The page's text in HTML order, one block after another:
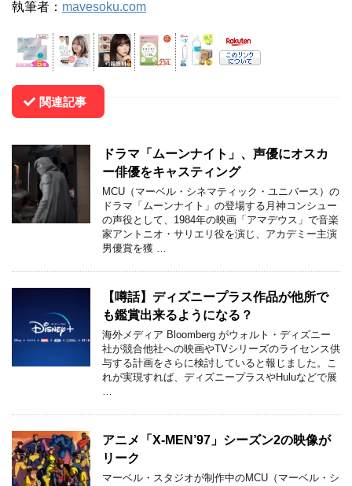
執筆者： mavesoku.com
関連記事
ドラマ「ムーンナイト」、声優にオスカ
ー俳優をキャスティング
MCU（マーベル・シネマティック・ユニバース）の
ドラマ「ムーンナイト」の登場する月神コンシュー
の声役として、1984年の映画「アマデウス」で音楽
家アントニオ・サリエリ役を演じ、アカデミー主演
男優賞を獲 …
【噂話】ディズニープラス作品が他所で
も鑑賞出来るようになる？
海外メディア Bloomberg がウォルト・ディズニー
社が競合他社への映画やTVシリーズのライセンス供
与する計画をさらに検討していると報じました。こ
れが実現すれば、ディズニープラスやHuluなどで展
アニメ「X-MEN’97」シーズン2の映像が
リーク
マーベル・スタジオが制作中のMCU（マーベル・シ